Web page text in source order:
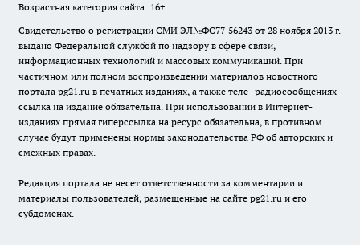
Возрастная категория сайта: 16+
Свидетельство о регистрации СМИ ЭЛ№ФС77-56243 от 28 ноября 2013 г.
выдано Федеральной службой по надзору в сфере связи,
информационных технологий и массовых коммуникаций. При
частичном или полном воспроизведении материалов новостного
портала pg21.ru в печатных изданиях, а также теле- радиосообщениях
ссылка на издание обязательна. При использовании в Интернет-
изданиях прямая гиперссылка на ресурс обязательна, в противном
случае будут применены нормы законодательства РФ об авторских и
смежных правах.
Редакция портала не несет ответственности за комментарии и
материалы пользователей, размещенные на сайте pg21.ru и его
субдоменах.